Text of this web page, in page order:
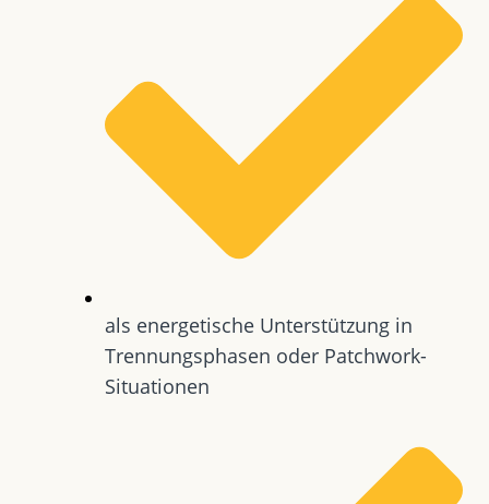
als energetische Unterstützung in
Trennungsphasen oder Patchwork-
Situationen